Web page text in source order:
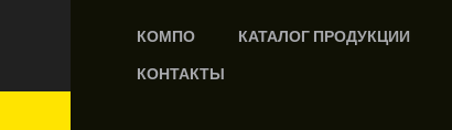
КОМПО КАТАЛОГ ПРОДУКЦИИ
КОНТАКТЫ